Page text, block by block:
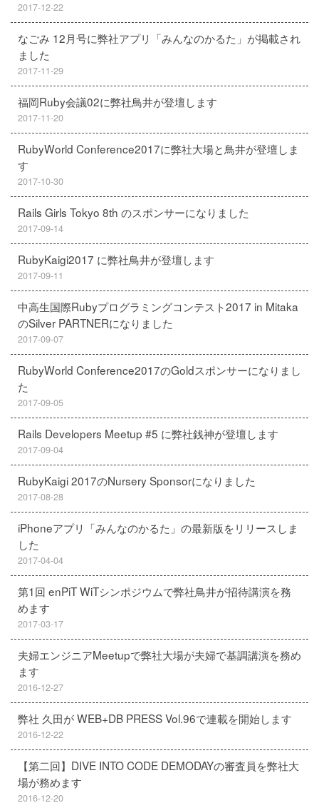
2017-12-22
なごみ 12月号に弊社アプリ「みんなのかるた」が掲載され
ました
2017-11-29
福岡Ruby会議02に弊社鳥井が登壇します
2017-11-20
RubyWorld Conference2017に弊社大場と鳥井が登壇しま
す
2017-10-30
Rails Girls Tokyo 8th のスポンサーになりました
2017-09-14
RubyKaigi2017 に弊社鳥井が登壇します
2017-09-11
中高生国際Rubyプログラミングコンテスト2017 in Mitaka
のSilver PARTNERになりました
2017-09-07
RubyWorld Conference2017のGoldスポンサーになりまし
た
2017-09-05
Rails Developers Meetup #5 に弊社銭神が登壇します
2017-09-04
RubyKaigi 2017のNursery Sponsorになりました
2017-08-28
iPhoneアプリ「みんなのかるた」の最新版をリリースしま
した
2017-04-04
第1回 enPiT WiTシンポジウムで弊社鳥井が招待講演を務
めます
2017-03-17
夫婦エンジニアMeetupで弊社大場が夫婦で基調講演を務め
ます
2016-12-27
弊社 久田が WEB+DB PRESS Vol.96で連載を開始します
2016-12-22
【第二回】DIVE INTO CODE DEMODAYの審査員を弊社大
場が務めます
2016-12-20